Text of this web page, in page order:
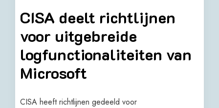
CISA deelt richtlijnen
voor uitgebreide
logfunctionaliteiten van
Microsoft
CISA heeft richtlijnen gedeeld voor